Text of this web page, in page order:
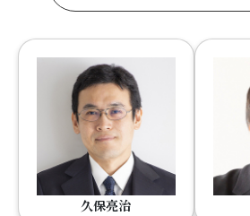
久保亮治